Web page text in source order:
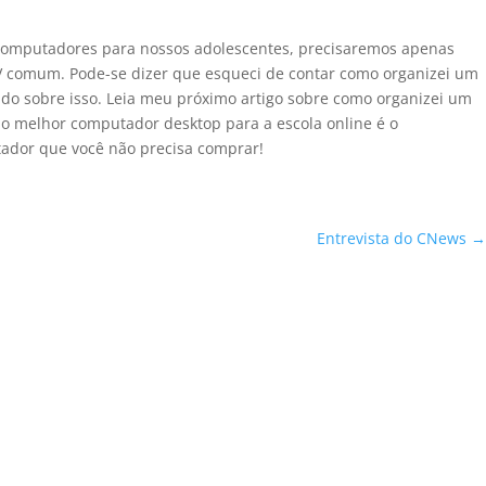
para nossos adolescentes, precisaremos apenas
Pode-se dizer que esqueci de contar como organizei um
sobre isso. Leia meu próximo artigo sobre como organizei um
melhor computador desktop para a escola online é o
que você não precisa comprar!
Entrevista do CNews →